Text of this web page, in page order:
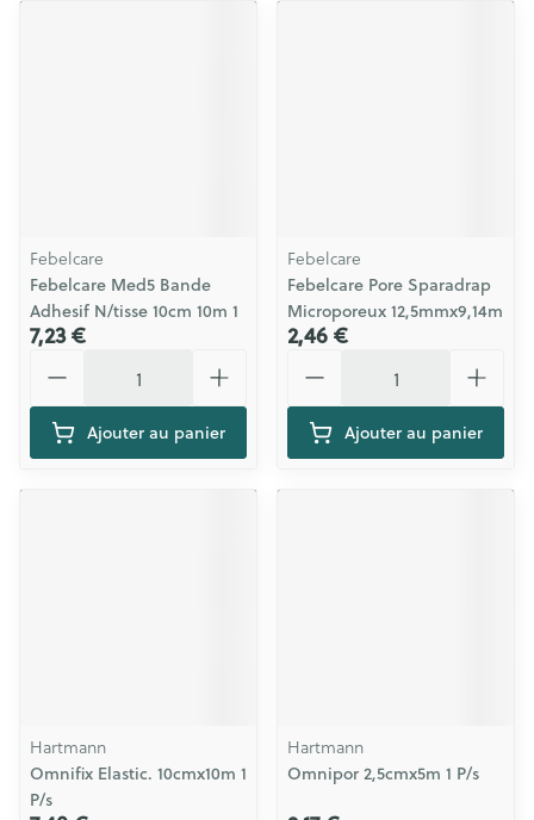
Febelcare
Febelcare Med5 Bande
Adhesif N/tisse 10cm 10m 1
7,23 €
Ajouter au panier
Febelcare
Febelcare Pore Sparadrap
Microporeux 12,5mmx9,14m
2,46 €
Ajouter au panier
Hartmann
Omnifix Elastic. 10cmx10m 1
P/s
Hartmann
Omnipor 2,5cmx5m 1 P/s